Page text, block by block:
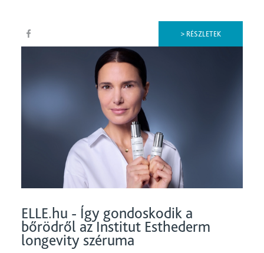
> RÉSZLETEK
ELLE.hu - Így gondoskodik a
bőrödről az Institut Esthederm
longevity széruma